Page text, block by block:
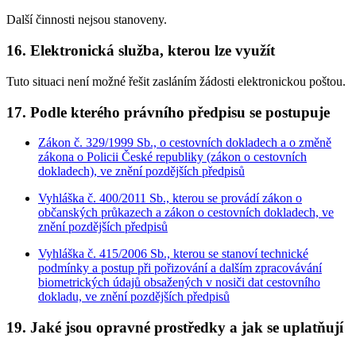
Další činnosti nejsou stanoveny.
16. Elektronická služba, kterou lze využít
Tuto situaci není možné řešit zasláním žádosti elektronickou poštou.
17. Podle kterého právního předpisu se postupuje
Zákon č. 329/1999 Sb., o cestovních dokladech a o změně
zákona o Policii České republiky (zákon o cestovních
dokladech), ve znění pozdějších předpisů
Vyhláška č. 400/2011 Sb., kterou se provádí zákon o
občanských průkazech a zákon o cestovních dokladech, ve
znění pozdějších předpisů
Vyhláška č. 415/2006 Sb., kterou se stanoví technické
podmínky a postup při pořizování a dalším zpracovávání
biometrických údajů obsažených v nosiči dat cestovního
dokladu, ve znění pozdějších předpisů
19. Jaké jsou opravné prostředky a jak se uplatňují